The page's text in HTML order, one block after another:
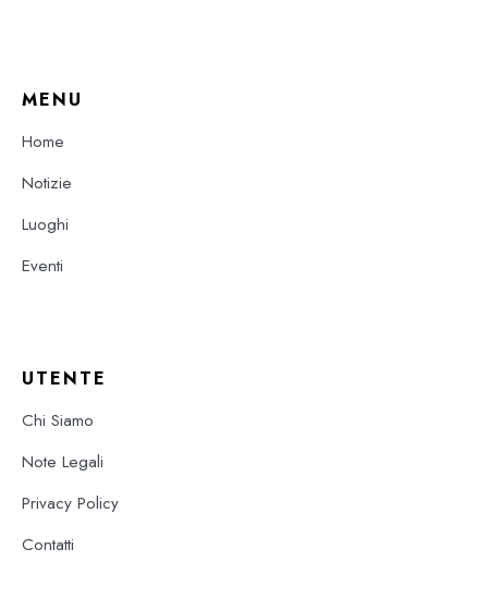
MENU
Home
Notizie
Luoghi
Eventi
UTENTE
Chi Siamo
Note Legali
Privacy Policy
Contatti